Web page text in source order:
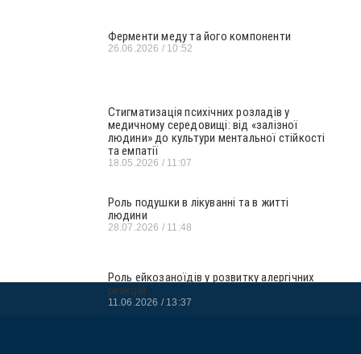
Ферменти меду та його компоненти
26.06.2026 10:52
Стигматизація психічних розладів у
медичному середовищі: від «залізної
людини» до культури ментальної стійкості
та емпатії
18.05.2026 11:07
Роль подушки в лікуванні та в житті
людини
28.07.2026 11:48
Роль ейкозаноїдів у розвитку алергічних
реакцій
11.06.2026 13:37